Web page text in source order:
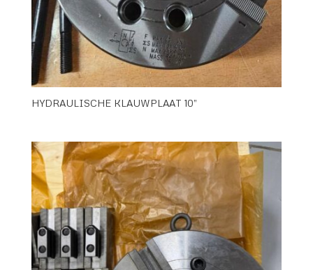
HYDRAULISCHE KLAUWPLAAT 10”